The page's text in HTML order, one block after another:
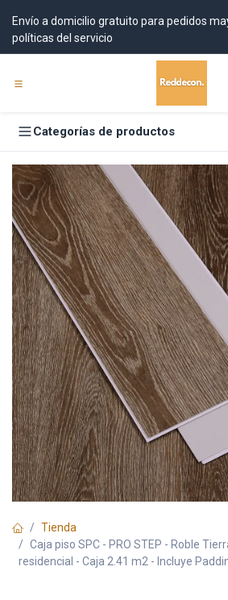
Envío a domicilio gratuito para pedidos
políticas del servicio
Categorías de productos
Tienda
Caja piso SPC - PRO STEP - Roble
residencial - Caja 2.41 m2 - Incluye